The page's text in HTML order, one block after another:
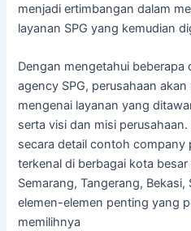
menjadi ertimbangan dalam
layanan SPG yang kemudian
Dengan mengetahui
agency SPG, perusahaan
mengenai layanan yang
serta visi dan misi
secara detail contoh company
terkenal di berbagai kota
Semarang, Tangerang, Bekasi,
elemen-elemen penting yang
memilihnya